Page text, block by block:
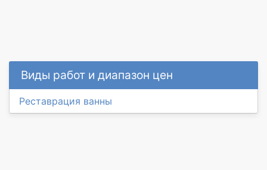
Виды работ и диапазон цен
Реставрация ванны